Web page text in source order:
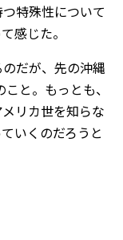
特殊性について
感じた。
だが、先の沖縄
と。もっとも、
リカ世を知らな
いくのだろうと